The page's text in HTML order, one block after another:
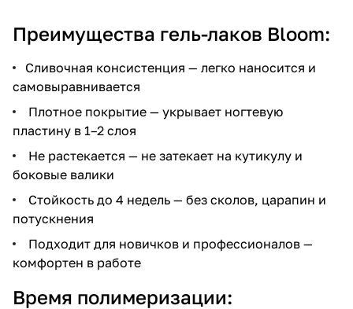
Преимущества гель-лаков Bloom:
Сливочная консистенция — легко наносится и
самовыравнивается
Плотное покрытие — укрывает ногтевую
пластину в 1–2 слоя
Не растекается — не затекает на кутикулу и
боковые валики
Стойкость до 4 недель — без сколов, царапин и
потускнения
Подходит для новичков и профессионалов —
комфортен в работе
Время полимеризации: